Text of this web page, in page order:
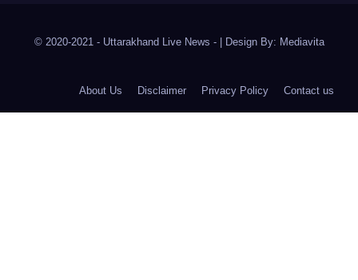
© 2020-2021 - Uttarakhand Live News - Design By: Mediavita
About Us Disclaimer Privacy Policy Contact us